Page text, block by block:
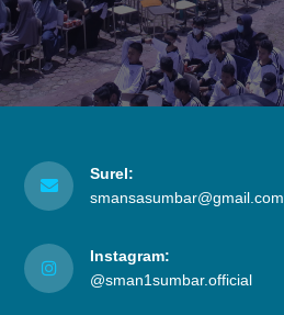
Surel:
smansasumbar@gmail.com
Instagram:
@sman1sumbar.official